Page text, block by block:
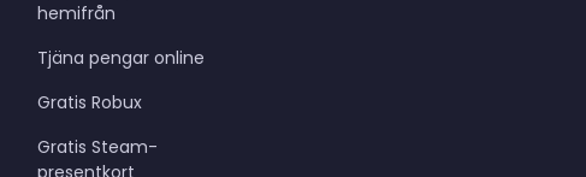
hemifrån
Tjäna pengar online
Gratis Robux
Gratis Steam-
presentkort